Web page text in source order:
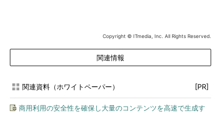
Copyright © ITmedia, Inc. All Rights Reserved.
関連情報
関連資料（ホワイトペーパー） [PR]
商用利用の安全性を確保し大量のコンテンツを高速で生成す